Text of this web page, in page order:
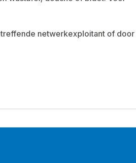
netwerkexploitant of door